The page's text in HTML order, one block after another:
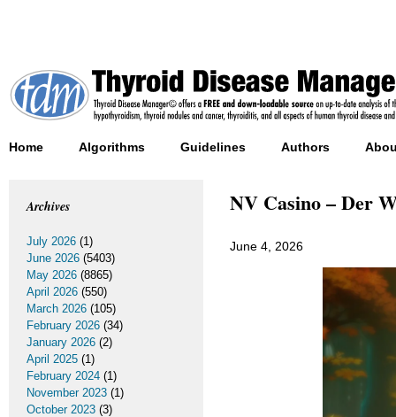
Home Algorithms Guidelines Authors
NV Casino – Der
June 4, 2026
Archives
July 2026 (1)
June 2026 (5403)
May 2026 (8865)
April 2026 (550)
March 2026 (105)
February 2026 (34)
January 2026 (2)
April 2025 (1)
February 2024 (1)
November 2023 (1)
October 2023 (3)